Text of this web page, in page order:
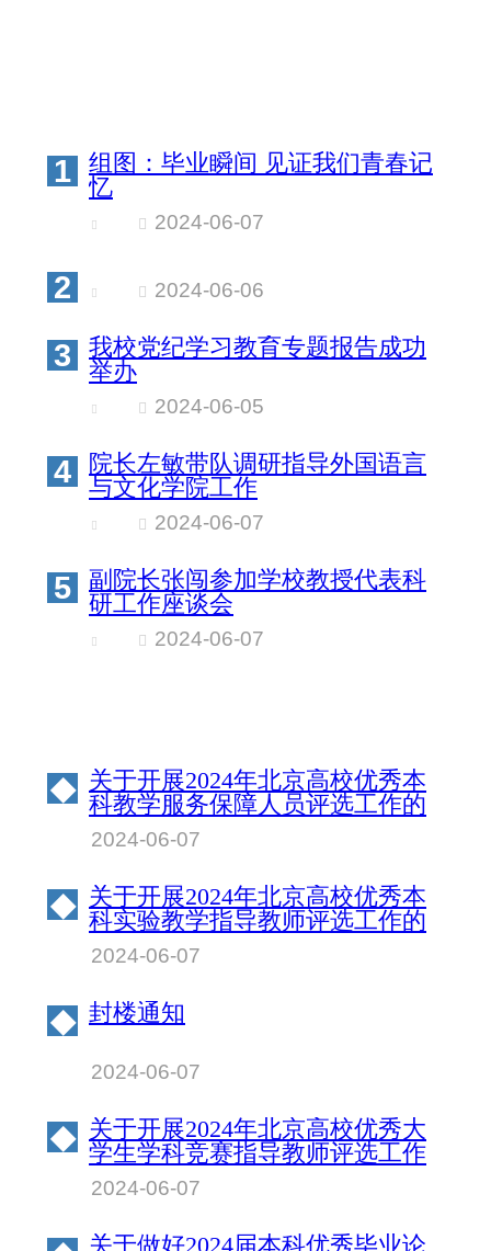
1
组图：毕业瞬间 见证我们青春记
忆
2024-06-07
2 2024-06-06
3
我校党纪学习教育专题报告成功
举办
2024-06-05
4
院长左敏带队调研指导外国语言
与文化学院工作
2024-06-07
5
副院长张闯参加学校教授代表科
研工作座谈会
2024-06-07
◆ 关于开展2024年北京高校优秀本
科教学服务保障人员评选工作的
通知
2024-06-07
◆ 关于开展2024年北京高校优秀本
科实验教学指导教师评选工作的
通知
2024-06-07
◆ 封楼通知
2024-06-07
◆ 关于开展2024年北京高校优秀大
学生学科竞赛指导教师评选工作
的通知
2024-06-07
关于做好2024届本科优秀毕业论